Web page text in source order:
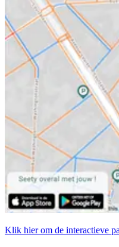
Klik hier om de interactieve